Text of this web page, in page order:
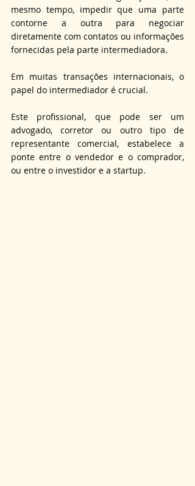
mesmo tempo, impedir que uma parte
contorne a outra para negociar
diretamente com contatos ou informações
fornecidas pela parte intermediadora.
Em muitas transações internacionais, o
papel do intermediador é crucial.
Este profissional, que pode ser um
advogado, corretor ou outro tipo de
representante comercial, estabelece a
ponte entre o vendedor e o comprador,
ou entre o investidor e a startup.